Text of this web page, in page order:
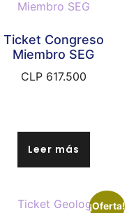
Ticket Congreso
Miembro SEG
CLP 617.500
Leer más
¡Oferta!